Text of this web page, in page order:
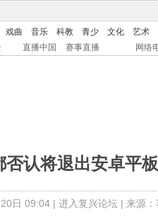
戏曲 音乐 科教 青少 文化
艺术
直播中国 赛事直播 网络
否认将退出安卓平
日 09:04 | 进入复兴论坛| 来源